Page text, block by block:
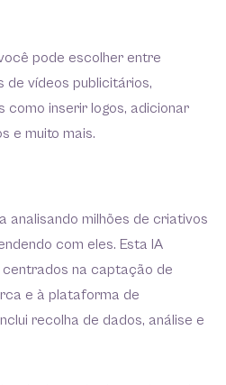
pode escolher entre
de vídeos publicitários,
como inserir logos, adicionar
e muito mais.
analisando milhões de criativos
com eles. Esta IA
na captação de
e à plataforma de
recolha de dados, análise e